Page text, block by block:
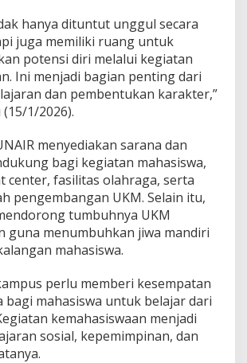
m
b
a
n
g
a
n
M
h
a
s
s
w
a
d
i
N
A
I
R
hanya dituntut unggul secara
juga memiliki ruang untuk
potensi diri melalui kegiatan
Ini menjadi bagian penting dari
dan pembentukan karakter,”
1/2026).
menyediakan sarana dan
bagi kegiatan mahasiswa,
center, fasilitas olahraga, serta
pengembangan UKM. Selain itu,
tumbuhnya UKM
guna menumbuhkan jiwa mandiri
mahasiswa.
perlu memberi kesempatan
bagi mahasiswa untuk belajar dari
kemahasiswaan menjadi
sosial, kepemimpinan, dan